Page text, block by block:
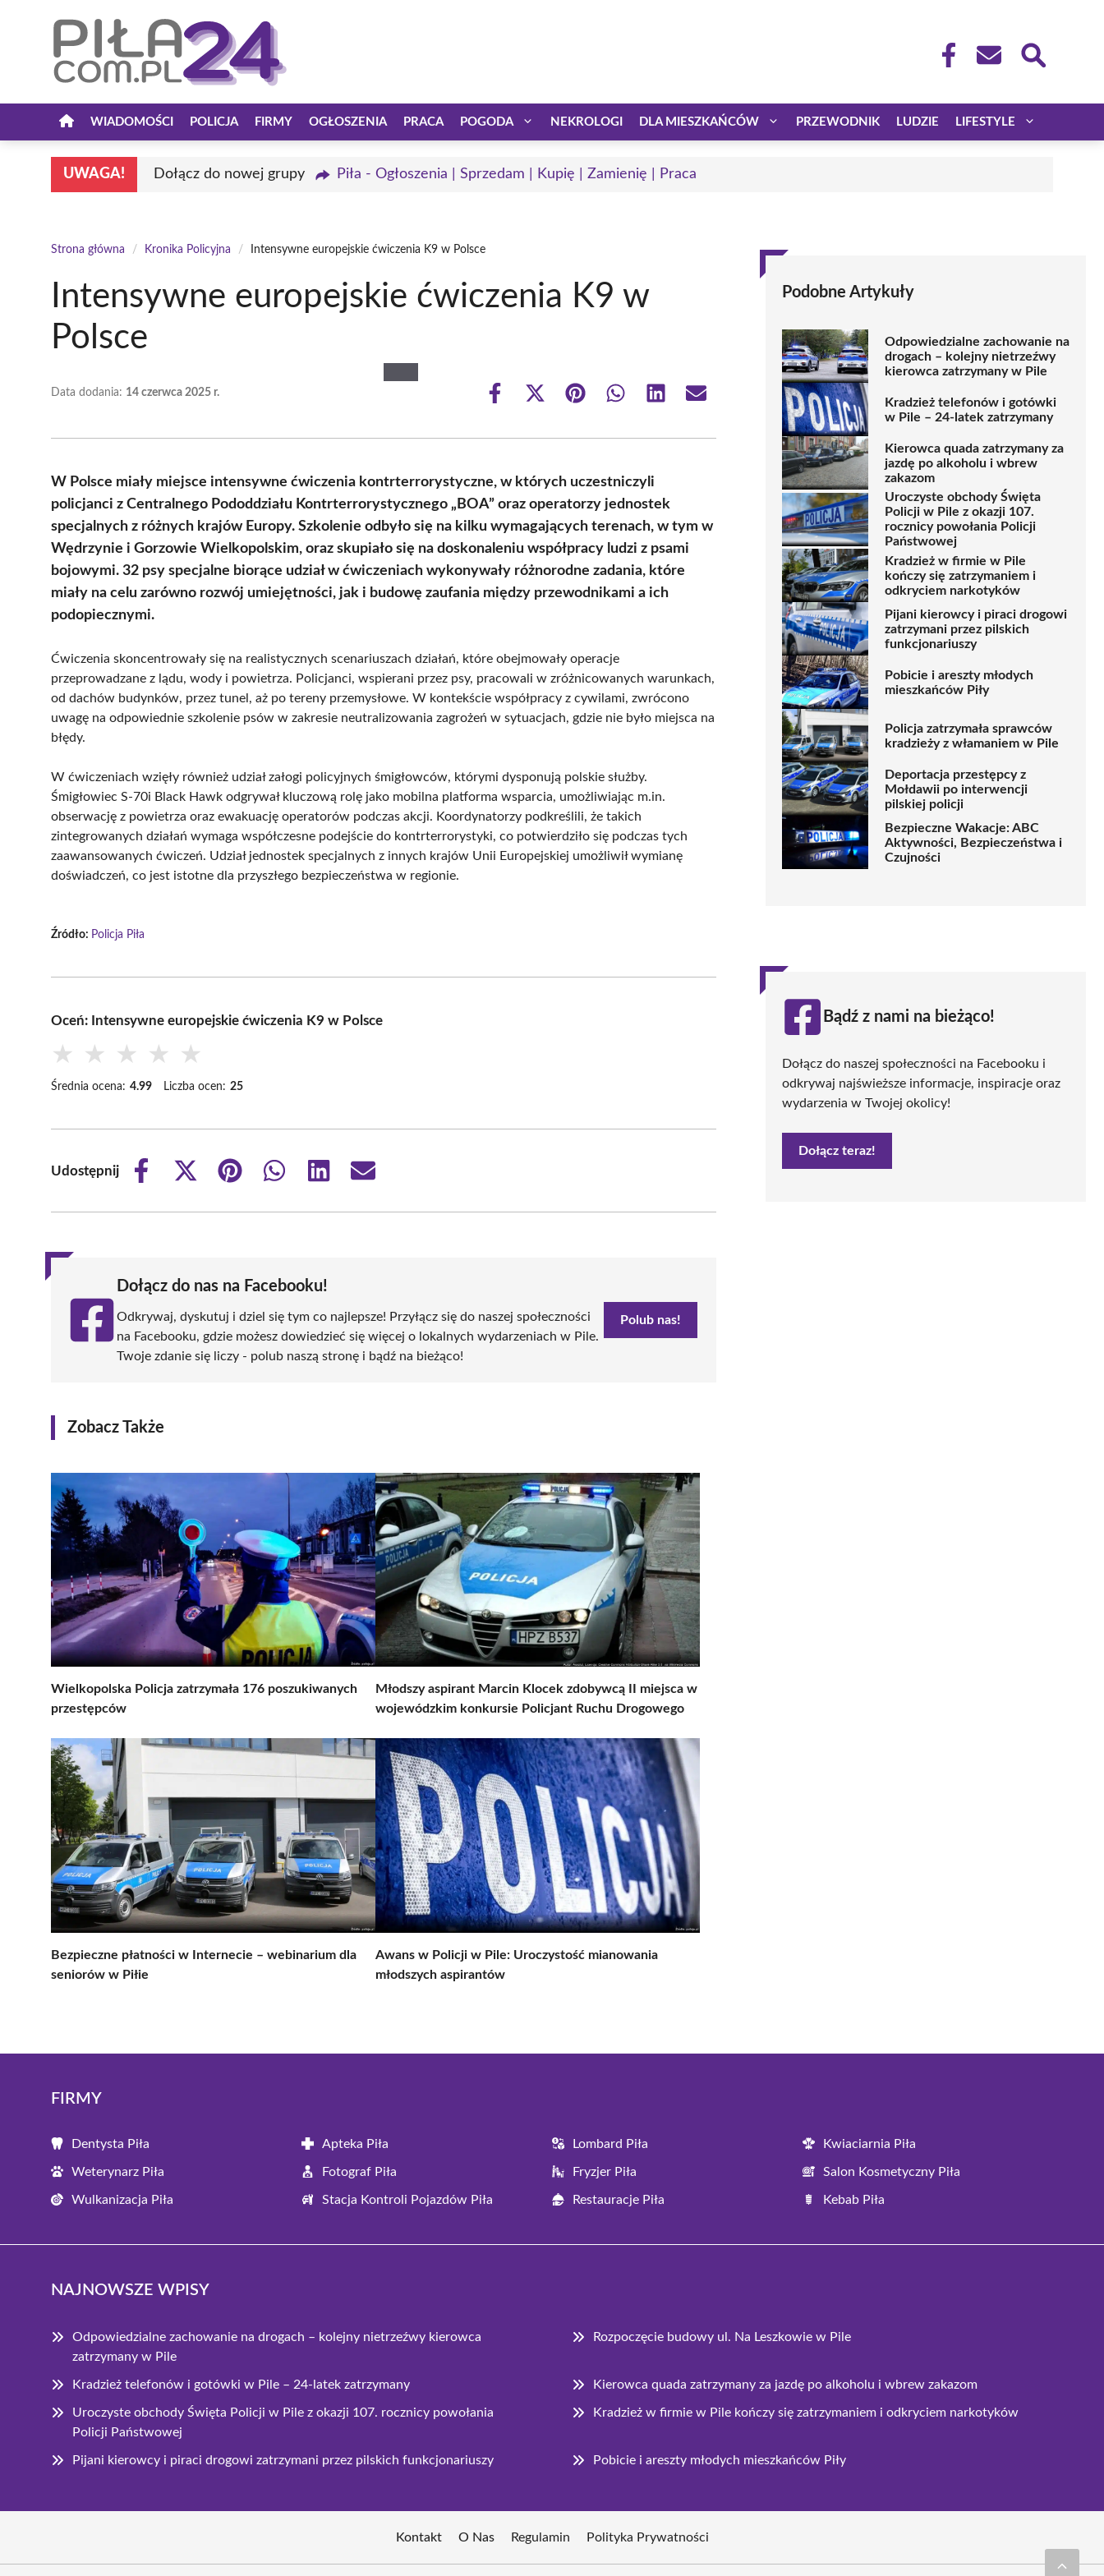
WIADOMOŚCI POLICJA FIRMY OGŁOSZENIA PRACA POGODA NEKROLOGI DLA MIESZKAŃCÓW PRZEWODNIK LUDZIE LIFESTYLE
UWAGA! Dołącz do nowej grupy Piła - Ogłoszenia | Sprzedam | Kupię | Zamienię | Praca
Strona główna / Kronika Policyjna / Intensywne europejskie ćwiczenia K9 w Polsce
Intensywne europejskie ćwiczenia K9 w
Polsce
Data dodania: 14 czerwca 2025 r.
Share
Share
(Twitter)
Share Share Share Share
W Polsce miały miejsce intensywne ćwiczenia kontrterrorystyczne, w których uczestniczyli
policjanci z Centralnego Pododdziału Kontrterrorystycznego „BOA” oraz operatorzy jednostek
specjalnych z różnych krajów Europy. Szkolenie odbyło się na kilku wymagających terenach, w tym w
Wędrzynie i Gorzowie Wielkopolskim, oraz skupiało się na doskonaleniu współpracy ludzi z psami
bojowymi. 32 psy specjalne biorące udział w ćwiczeniach wykonywały różnorodne zadania, które
miały na celu zarówno rozwój umiejętności, jak i budowę zaufania między przewodnikami a ich
podopiecznymi.
Ćwiczenia skoncentrowały się na realistycznych scenariuszach działań, które obejmowały operacje
przeprowadzane z lądu, wody i powietrza. Policjanci, wspierani przez psy, pracowali w zróżnicowanych warunkach,
od dachów budynków, przez tunel, aż po tereny przemysłowe. W kontekście współpracy z cywilami, zwrócono
uwagę na odpowiednie szkolenie psów w zakresie neutralizowania zagrożeń w sytuacjach, gdzie nie było miejsca na
błędy.
W ćwiczeniach wzięły również udział załogi policyjnych śmigłowców, którymi dysponują polskie służby.
Śmigłowiec S-70i Black Hawk odgrywał kluczową rolę jako mobilna platforma wsparcia, umożliwiając m.in.
obserwację z powietrza oraz ewakuację operatorów podczas akcji. Koordynatorzy podkreślili, że takich
zintegrowanych działań wymaga współczesne podejście do kontrterrorystyki, co potwierdziło się podczas tych
zaawansowanych ćwiczeń. Udział jednostek specjalnych z innych krajów Unii Europejskiej umożliwił wymianę
doświadczeń, co jest istotne dla przyszłego bezpieczeństwa w regionie.
Źródło: Policja Piła
Oceń: Intensywne europejskie ćwiczenia K9 w Polsce
★ ★ ★ ★ ★
Średnia ocena: 4.99 Liczba ocen: 25
Udostępnij
Share
Share
(Twitter)
Share
Share
Share
Share
Dołącz do nas na Facebooku!
Odkrywaj, dyskutuj i dziel się tym co najlepsze! Przyłącz się do naszej społeczności
na Facebooku, gdzie możesz dowiedzieć się więcej o lokalnych wydarzeniach w Pile.
Twoje zdanie się liczy - polub naszą stronę i bądź na bieżąco!
Polub nas!
Zobacz Także
Wielkopolska Policja zatrzymała 176 poszukiwanych
przestępców
Młodszy aspirant Marcin Klocek zdobywcą II miejsca w
wojewódzkim konkursie Policjant Ruchu Drogowego
Bezpieczne płatności w Internecie – webinarium dla
seniorów w Piłie
Awans w Policji w Pile: Uroczystość mianowania
młodszych aspirantów
Podobne Artykuły
Odpowiedzialne zachowanie na
drogach – kolejny nietrzeźwy
kierowca zatrzymany w Pile
Kradzież telefonów i gotówki
w Pile – 24-latek zatrzymany
Kierowca quada zatrzymany za
jazdę po alkoholu i wbrew
zakazom
Uroczyste obchody Święta
Policji w Pile z okazji 107.
rocznicy powołania Policji
Państwowej
Kradzież w firmie w Pile
kończy się zatrzymaniem i
odkryciem narkotyków
Pijani kierowcy i piraci drogowi
zatrzymani przez pilskich
funkcjonariuszy
Pobicie i areszty młodych
mieszkańców Piły
Policja zatrzymała sprawców
kradzieży z włamaniem w Pile
Deportacja przestępcy z
Mołdawii po interwencji
pilskiej policji
Bezpieczne Wakacje: ABC
Aktywności, Bezpieczeństwa i
Czujności
Bądź z nami na bieżąco!
Dołącz do naszej społeczności na Facebooku i
odkrywaj najświeższe informacje, inspiracje oraz
wydarzenia w Twojej okolicy!
Dołącz teraz!
FIRMY
Dentysta Piła Apteka Piła Lombard Piła Kwiaciarnia Piła
Weterynarz Piła Fotograf Piła Fryzjer Piła Salon Kosmetyczny Piła
Wulkanizacja Piła Stacja Kontroli Pojazdów Piła Restauracje Piła Kebab Piła
NAJNOWSZE WPISY
Odpowiedzialne zachowanie na drogach – kolejny nietrzeźwy kierowca
zatrzymany w Pile
Rozpoczęcie budowy ul. Na Leszkowie w Pile
Kradzież telefonów i gotówki w Pile – 24-latek zatrzymany Kierowca quada zatrzymany za jazdę po alkoholu i wbrew zakazom
Uroczyste obchody Święta Policji w Pile z okazji 107. rocznicy powołania
Policji Państwowej
Kradzież w firmie w Pile kończy się zatrzymaniem i odkryciem narkotyków
Pijani kierowcy i piraci drogowi zatrzymani przez pilskich funkcjonariuszy Pobicie i areszty młodych mieszkańców Piły
Kontakt O Nas Regulamin Polityka Prywatności